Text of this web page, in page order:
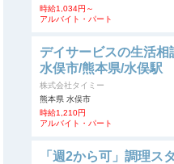
時給1,034円～
アルバイト・パート
デイサービスの生活
水俣市/熊本県/水俣駅
株式会社タイミー
熊本県 水俣市
時給1,210円
アルバイト・パート
「週2から可」調理ス